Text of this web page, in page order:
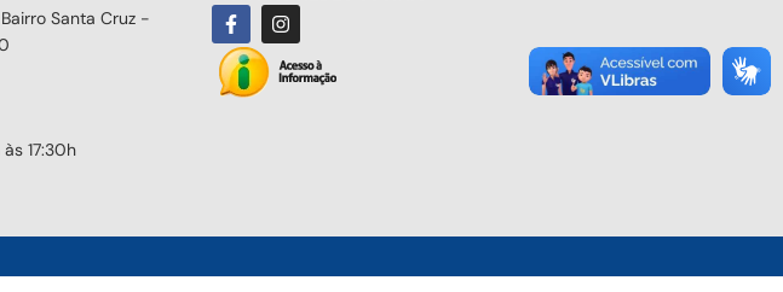
Santa Cruz -
17:30h